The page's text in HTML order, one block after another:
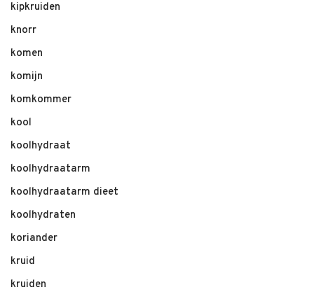
kipkruiden
knorr
komen
komijn
komkommer
kool
koolhydraat
koolhydraatarm
koolhydraatarm dieet
koolhydraten
koriander
kruid
kruiden